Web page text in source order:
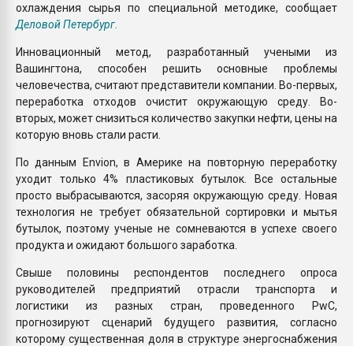
охлаждения сырья по специальной методике, сообщает
Деловой Петербург.
Инновационный метод, разработанный учеными из
Вашингтона, способен решить основные проблемы
человечества, считают представители компании. Во-первых,
переработка отходов очистит окружающую среду. Во-
вторых, может снизиться количество закупки нефти, цены на
которую вновь стали расти.
По данным Envion, в Америке на повторную переработку
уходит только 4% пластиковых бутылок. Все остальные
просто выбрасываются, засоряя окружающую среду. Новая
технология не требует обязательной сортировки и мытья
бутылок, поэтому ученые не сомневаются в успехе своего
продукта и ожидают большого заработка.
Свыше половины респондентов последнего опроса
руководителей предприятий отрасли транспорта и
логистики из разных стран, проведенного PwC,
прогнозируют сценарий будущего развития, согласно
которому существенная доля в структуре энергоснабжения